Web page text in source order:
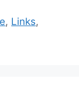
, Links,